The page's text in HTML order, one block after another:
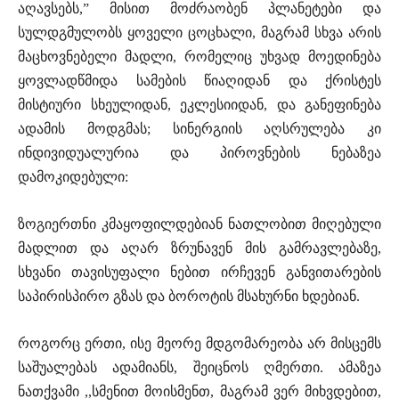
აღავსებს,” მისით მოძრაობენ პლანეტები და
სულდგმულობს ყოველი ცოცხალი, მაგრამ სხვა არის
მაცხოვნებელი მადლი, რომელიც უხვად მოედინება
ყოვლადწმიდა სამების წიაღიდან და ქრისტეს
მისტიური სხეულიდან, ეკლესიიდან, და განეფინება
ადამის მოდგმას; სინერგიის აღსრულება კი
ინდივიდუალურია და პიროვნების ნებაზეა
დამოკიდებული:
ზოგიერთნი კმაყოფილდებიან ნათლობით მიღებული
მადლით და აღარ ზრუნავენ მის გამრავლებაზე,
სხვანი თავისუფალი ნებით ირჩევენ განვითარების
საპირისპირო გზას და ბოროტის მსახურნი ხდებიან.
როგორც ერთი, ისე მეორე მდგომარეობა არ მისცემს
საშუალებას ადამიანს, შეიცნოს ღმერთი. ამაზეა
ნათქვამი ,,სმენით მოისმენთ, მაგრამ ვერ მიხვდებით,